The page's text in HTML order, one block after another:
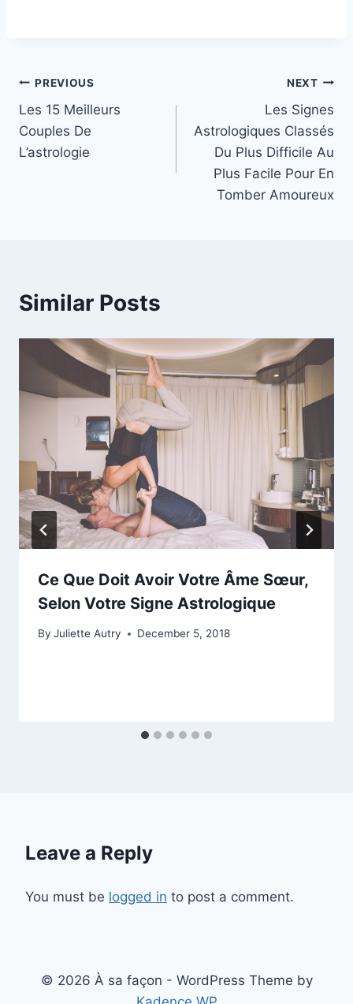
Post
navigation
PREVIOUS
Les 15 Meilleurs
Couples De
L’astrologie
NEXT
Les Signes
Astrologiques Classés
Du Plus Difficile Au
Plus Facile Pour En
Tomber Amoureux
Similar Posts
Ce Que Doit Avoir Votre Âme Sœur,
Selon Votre Signe Astrologique
By Juliette Autry December 5, 2018
Leave a Reply
You must be logged in to post a comment.
© 2026 À sa façon - WordPress Theme by